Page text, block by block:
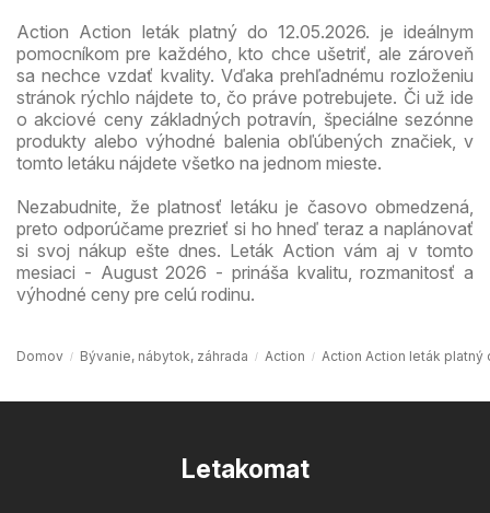
Action Action leták platný do 12.05.2026. je ideálnym
pomocníkom pre každého, kto chce ušetriť, ale zároveň
sa nechce vzdať kvality. Vďaka prehľadnému rozloženiu
stránok rýchlo nájdete to, čo práve potrebujete. Či už ide
o akciové ceny základných potravín, špeciálne sezónne
produkty alebo výhodné balenia obľúbených značiek, v
tomto letáku nájdete všetko na jednom mieste.
Nezabudnite, že platnosť letáku je časovo obmedzená,
preto odporúčame prezrieť si ho hneď teraz a naplánovať
si svoj nákup ešte dnes. Leták Action vám aj v tomto
mesiaci - August 2026 - prináša kvalitu, rozmanitosť a
výhodné ceny pre celú rodinu.
Domov Bývanie, nábytok, záhrada Action Action Action leták platný
Letakomat